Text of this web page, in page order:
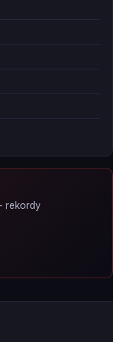
rekordy